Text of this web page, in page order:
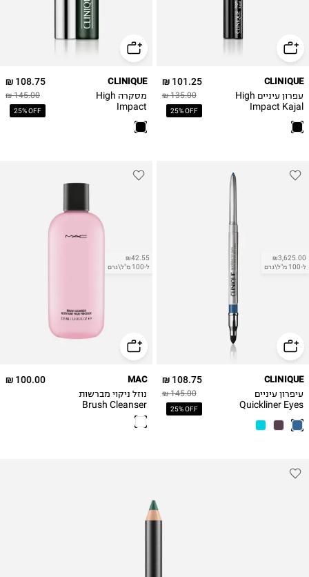
101.25 ₪
135.00 ₪
25% OFF
CLINIQUE
עפרון עיניים High
Impact Kajal
108.75 ₪
145.00 ₪
25% OFF
CLINIQUE
מסקרה High
Impact
₪3,625.00
ל-100 מ"ל\גרם
108.75 ₪
145.00 ₪
25% OFF
CLINIQUE
עיפרון עיניים
Quickliner Eyes
₪42.55
ל-100 מ"ל\גרם
100.00 ₪ MAC
נוזל ניקוי מברשות
Brush Cleanser